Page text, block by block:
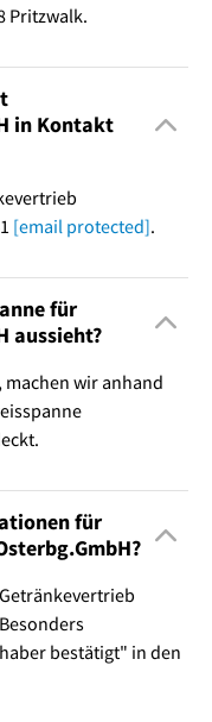
Pritzwalk.
in Kontakt
[email protected].
für
aussieht?
wir anhand
für
bestätigt" in den